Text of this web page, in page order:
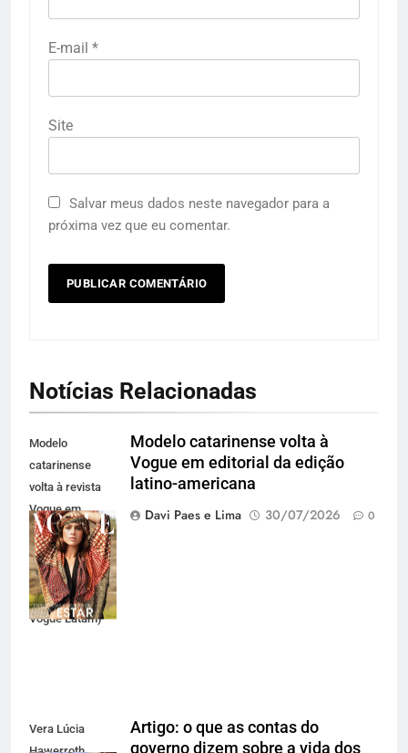
E-mail *
Site
Salvar meus dados neste navegador para a
próxima vez que eu comentar.
Notícias Relacionadas
Modelo
catarinense
volta à revista
Vogue em
editorial para a
edição latino-
americana
(Divulgação
Vogue Latam)
Modelo catarinense volta à
Vogue em editorial da edição
latino-americana
Davi Paes e Lima
30/07/2026 0
Vera Lúcia
Artigo: o que as contas do
governo dizem sobre a vida dos